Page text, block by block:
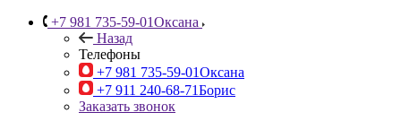
+7 981 735-59-01Оксана
Назад
Телефоны
+7 981 735-59-01Оксана
+7 911 240-68-71Борис
Заказать звонок